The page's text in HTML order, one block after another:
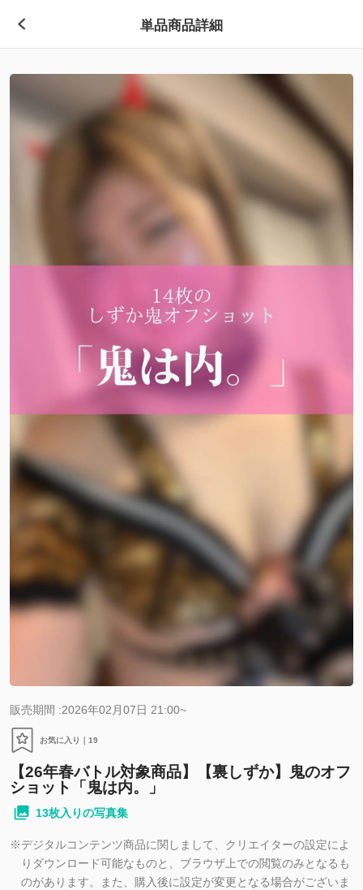
単品商品詳細
販売期間 :2026年02月07日 21:00~
お気に入り｜ 19
【26年春バトル対象商品】【裏しずか】鬼のオフ
ショット「鬼は内。」
13枚入りの写真集
※デジタルコンテンツ商品に関しまして、クリエイターの設定によ
りダウンロード可能なものと、ブラウザ上での閲覧のみとなるも
のがあります。また、購入後に設定が変更となる場合がございま